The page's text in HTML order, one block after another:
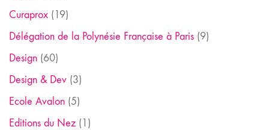
Curaprox (19)
Délégation de la Polynésie Française à Paris (9)
Design (60)
Design & Dev (3)
Ecole Avalon (5)
Editions du Nez (1)